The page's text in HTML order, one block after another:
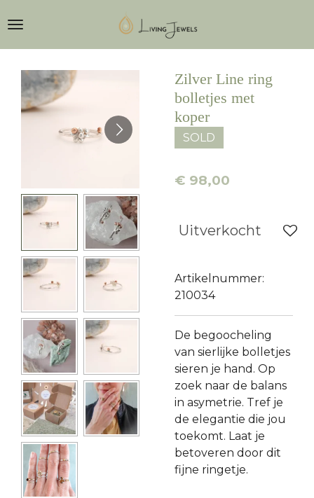
direct
naar
hoofdinhoud
Zilver Line ring
bolletjes met
koper
SOLD
€ 98,00
Uitverkocht
Artikelnummer:
210034
De begoocheling
van sierlijke bolletjes
sieren je hand. Op
zoek naar de balans
in asymetrie. Tref je
de elegantie die jou
toekomt. Laat je
betoveren door dit
fijne ringetje.